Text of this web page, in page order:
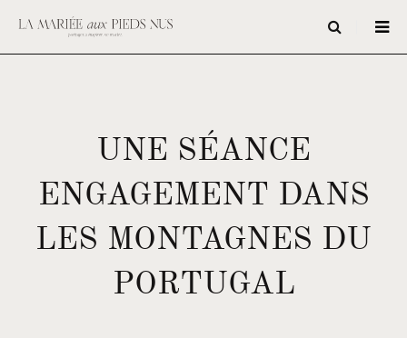
UNE SÉANCE
ENGAGEMENT DANS
LES MONTAGNES DU
PORTUGAL